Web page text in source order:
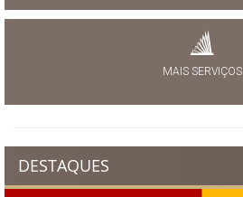
MAIS SERVIÇOS
DESTAQUES